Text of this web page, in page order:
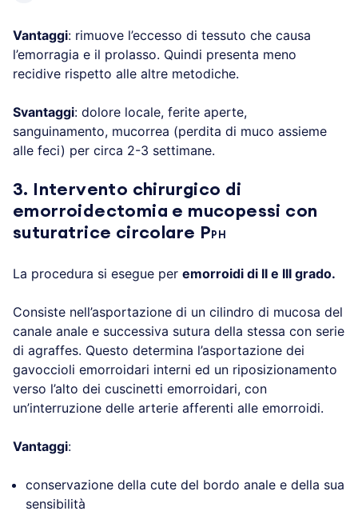
Vantaggi: rimuove l’eccesso di tessuto che causa
l’emorragia e il prolasso. Quindi presenta meno
recidive rispetto alle altre metodiche.
Svantaggi: dolore locale, ferite aperte,
sanguinamento, mucorrea (perdita di muco assieme
alle feci) per circa 2-3 settimane.
3. Intervento chirurgico di
emorroidectomia e mucopessi con
suturatrice circolare P PH
La procedura si esegue per emorroidi di II e III grado.
Consiste nell’asportazione di un cilindro di mucosa del
canale anale e successiva sutura della stessa con serie
di agraffes. Questo determina l’asportazione dei
gavoccioli emorroidari interni ed un riposizionamento
verso l’alto dei cuscinetti emorroidari, con
un’interruzione delle arterie afferenti alle emorroidi.
Vantaggi:
conservazione della cute del bordo anale e della sua
sensibilità